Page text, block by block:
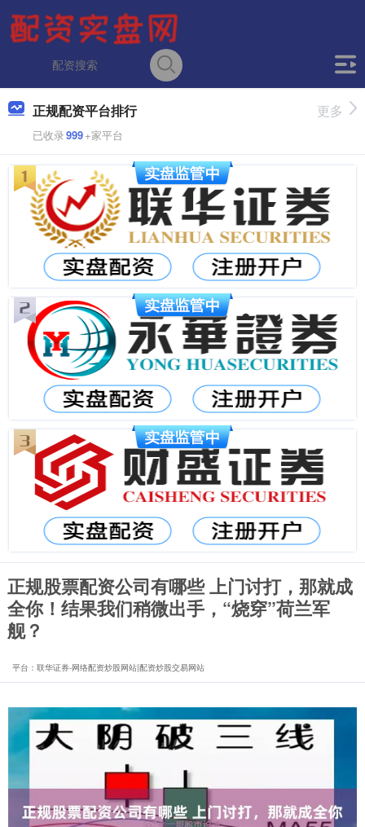
正规配资平台排行
已收录999+家平台
更多
正规股票配资公司有哪些 上门讨打，那就成
全你！结果我们稍微出手，“烧穿”荷兰军
舰？
平台：联华证券-网络配资炒股网站|配资炒股交易网站